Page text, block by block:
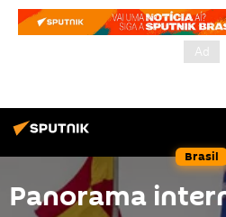
Brasil
Panorama